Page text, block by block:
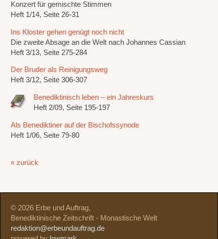
Konzert für gemischte Stimmen
Heft 1/14, Seite 26-31
Ins Kloster gehen genügt noch nicht
Die zweite Absage an die Welt nach Johannes Cassian
Heft 3/13, Seite 275-284
Der Bruder als Reinigungsweg
Heft 3/12, Seite 306-307
Benediktinisch leben – ein Jahreskurs
Heft 2/09, Seite 195-197
Als Benediktiner auf der Bischofssynode
Heft 1/06, Seite 79-80
« zurück
© 2026 Erbe und Auftrag,
Benediktinische Zeitschrift - Monastische Welt
redaktion@erbeundauftrag.de